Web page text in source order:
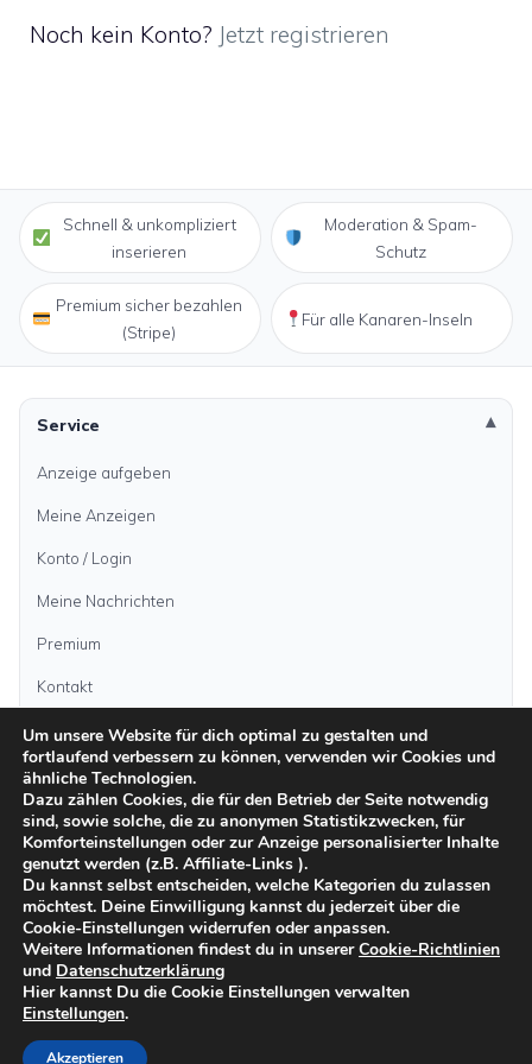
Noch kein Konto? Jetzt registrieren
Schnell & unkompliziert
inserieren
Moderation & Spam-
Schutz
Premium sicher bezahlen
(Stripe)
Für alle Kanaren-Inseln
Service
Anzeige aufgeben
Meine Anzeigen
Konto / Login
Meine Nachrichten
Premium
Kontakt
Anzeige aufgeben
Kategorien
Inseln
ImpressumDatenschutzAGB Sicher inserierenModerationsrichtlinien
Um unsere Website für dich optimal zu gestalten und
fortlaufend verbessern zu können, verwenden wir Cookies und
ähnliche Technologien.
Dazu zählen Cookies, die für den Betrieb der Seite notwendig
sind, sowie solche, die zu anonymen Statistikzwecken, für
Komforteinstellungen oder zur Anzeige personalisierter Inhalte
genutzt werden (z.B. Affiliate-Links ).
Du kannst selbst entscheiden, welche Kategorien du zulassen
möchtest. Deine Einwilligung kannst du jederzeit über die
Cookie-Einstellungen widerrufen oder anpassen.
Weitere Informationen findest du in unsererCookie-Richtlinien
und Datenschutzerklärung
Hier kannst Du die Cookie Einstellungen verwalten
Einstellungen.
Akzeptieren